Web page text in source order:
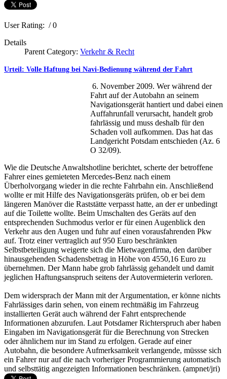
User Rating: / 0
Details
Parent Category: Verkehr & Recht
Urteil: Volle Haftung bei Navi-Bedienung während der Fahrt
6. November 2009. Wer während der
Fahrt auf der Autobahn an seinem
Navigationsgerät hantiert und dabei einen
Auffahrunfall verursacht, handelt grob
fahrlässig und muss deshalb für den
Schaden voll aufkommen. Das hat das
Landgericht Potsdam entschieden (Az. 6
O 32/09).
Wie die Deutsche Anwaltshotline berichtet, scherte der betroffene
Fahrer eines gemieteten Mercedes-Benz nach einem
Überholvorgang wieder in die rechte Fahrbahn ein. Anschließend
wollte er mit Hilfe des Navigationsgeräts prüfen, ob er bei dem
längeren Manöver die Raststätte verpasst hatte, an der er unbedingt
auf die Toilette wollte. Beim Umschalten des Geräts auf den
entsprechenden Suchmodus verlor er für einen Augenblick den
Verkehr aus den Augen und fuhr auf einen vorausfahrenden Pkw
auf. Trotz einer vertraglich auf 950 Euro beschränkten
Selbstbeteiligung weigerte sich die Mietwagenfirma, den darüber
hinausgehenden Schadensbetrag in Höhe von 4550,16 Euro zu
übernehmen. Der Mann habe grob fahrlässig gehandelt und damit
jeglichen Haftungsanspruch seitens der Autovermieterin verloren.
Dem widersprach der Mann mit der Argumentation, er könne nichts
Fahrlässiges darin sehen, von einem rechtmäßig im Fahrzeug
installierten Gerät auch während der Fahrt entsprechende
Informationen abzurufen. Laut Potsdamer Richterspruch aber haben
Eingaben im Navigationsgerät für die Berechnung von Strecken
oder ähnlichem nur im Stand zu erfolgen. Gerade auf einer
Autobahn, die besondere Aufmerksamkeit verlangende, müssse sich
ein Fahrer nur auf die nach vorheriger Programmierung automatisch
und selbsttätig angezeigten Informationen beschränken. (ampnet/jri)